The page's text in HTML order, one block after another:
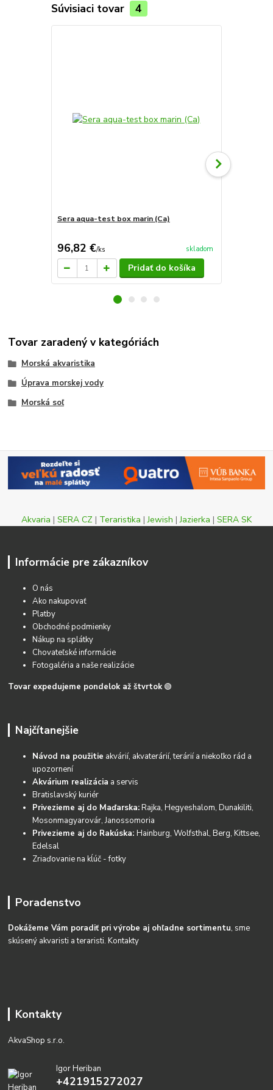
Súvisiaci tovar 4
Sera aqua-test box marin (Ca)
96,82 €/ks skladom
Pridať do košíka
Tovar zaradený v kategóriách
Morská akvaristika
Úprava morskej vody
Morská soľ
Akvaria | SERA CZ | Teraristika |Jewish |Jazierka | SERA SK
Informácie pre zákazníkov
O nás
Ako nakupovať
Platby
Obchodné podmienky
Nákup na splátky
Chovateľské informácie
Fotogaléria a naše realizácie
Tovar expedujeme pondelok až štvrtok 🟢
Najčítanejšie
Návod na použitie akvárií, akvaterárií, terárií a niekoľko rád a
upozornení
Akvárium realizácia a servis
Bratislavský kuriér
Privezieme aj do Maďarska:Rajka, Hegyeshalom, Dunakiliti,
Mosonmagyarovár, Janossomoria
Privezieme aj do Rakúska:Hainburg, Wolfsthal, Berg, Kittsee,
Edelsal
Zriaďovanie na kĺúč - fotky
Poradenstvo
Dokážeme Vám poradiť pri výrobe aj ohľadne sortimentu, sme
skúsený akvaristi a teraristi.Kontakty
Kontakty
AkvaShop s.r.o.
Igor Heriban
+421915272027